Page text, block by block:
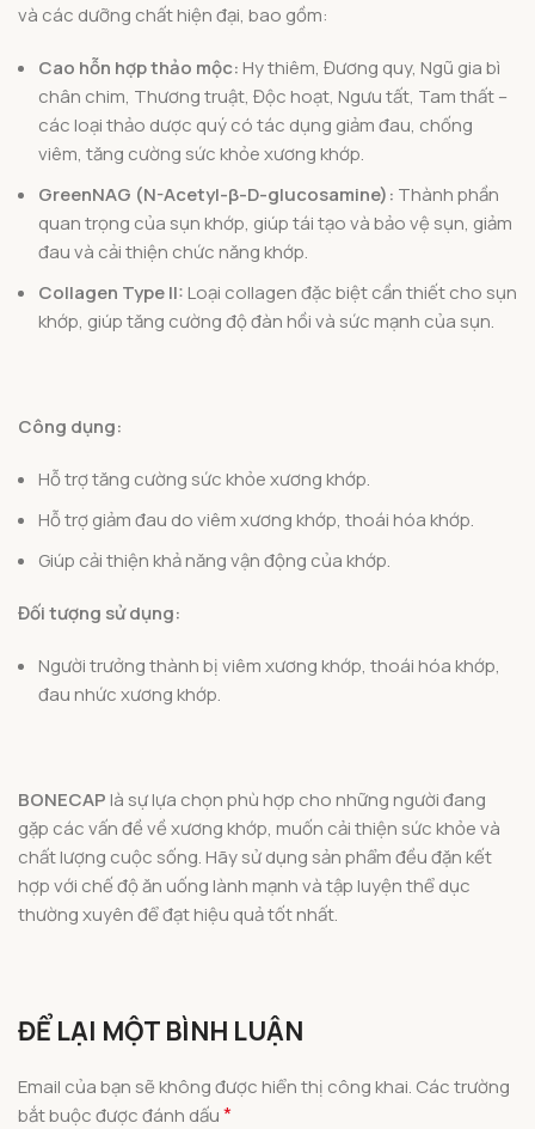
và các dưỡng chất hiện đại, bao gồm:
Cao hỗn hợp thảo mộc: Hy thiêm, Đương quy, Ngũ gia bì
chân chim, Thương truật, Độc hoạt, Ngưu tất, Tam thất –
các loại thảo dược quý có tác dụng giảm đau, chống
viêm, tăng cường sức khỏe xương khớp.
GreenNAG (N-Acetyl-β-D-glucosamine): Thành phần
quan trọng của sụn khớp, giúp tái tạo và bảo vệ sụn, giảm
đau và cải thiện chức năng khớp.
Collagen Type II: Loại collagen đặc biệt cần thiết cho sụn
khớp, giúp tăng cường độ đàn hồi và sức mạnh của sụn.
Công dụng:
Hỗ trợ tăng cường sức khỏe xương khớp.
Hỗ trợ giảm đau do viêm xương khớp, thoái hóa khớp.
Giúp cải thiện khả năng vận động của khớp.
Đối tượng sử dụng:
Người trưởng thành bị viêm xương khớp, thoái hóa khớp,
đau nhức xương khớp.
BONECAP là sự lựa chọn phù hợp cho những người đang
gặp các vấn đề về xương khớp, muốn cải thiện sức khỏe và
chất lượng cuộc sống. Hãy sử dụng sản phẩm đều đặn kết
hợp với chế độ ăn uống lành mạnh và tập luyện thể dục
thường xuyên để đạt hiệu quả tốt nhất.
ĐỂ LẠI MỘT BÌNH LUẬN
Email của bạn sẽ không được hiển thị công khai. Các trường
bắt buộc được đánh dấu*